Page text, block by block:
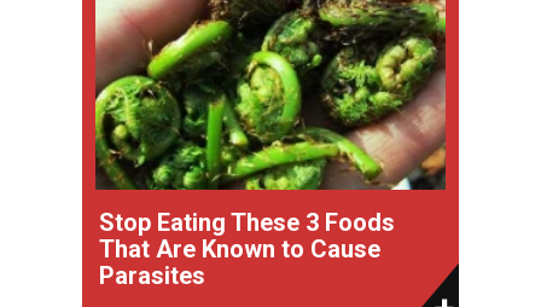
Stop Eating These 3 Foods
That Are Known to Cause
Parasites